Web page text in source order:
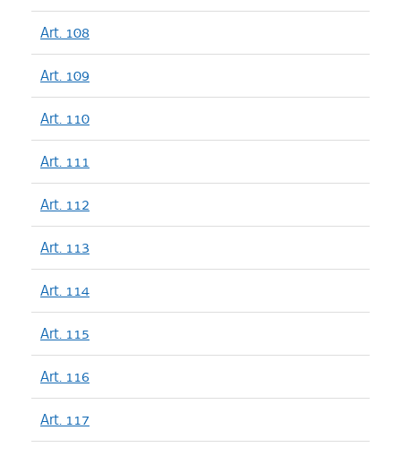
Art. 108
Art. 109
Art. 110
Art. 111
Art. 112
Art. 113
Art. 114
Art. 115
Art. 116
Art. 117